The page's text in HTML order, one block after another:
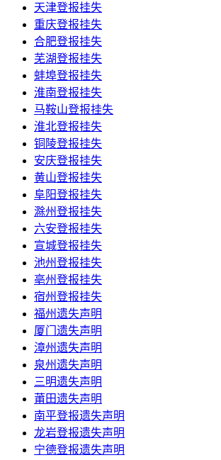
天津登报挂失
重庆登报挂失
合肥登报挂失
芜湖登报挂失
蚌埠登报挂失
淮南登报挂失
马鞍山登报挂失
淮北登报挂失
铜陵登报挂失
安庆登报挂失
黄山登报挂失
阜阳登报挂失
滁州登报挂失
六安登报挂失
宣城登报挂失
池州登报挂失
亳州登报挂失
宿州登报挂失
福州遗失声明
厦门遗失声明
漳州遗失声明
泉州遗失声明
三明遗失声明
莆田遗失声明
南平登报遗失声明
龙岩登报遗失声明
宁德登报遗失声明